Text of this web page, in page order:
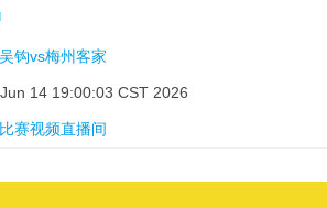
钩vs梅州客家
14 19:00:03 CST 2026
赛视频直播间